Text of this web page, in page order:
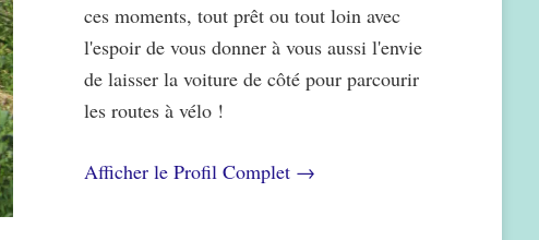
ces moments, tout prêt ou tout loin avec
l'espoir de vous donner à vous aussi l'envie
de laisser la voiture de côté pour parcourir
les routes à vélo !
Afficher le Profil Complet →